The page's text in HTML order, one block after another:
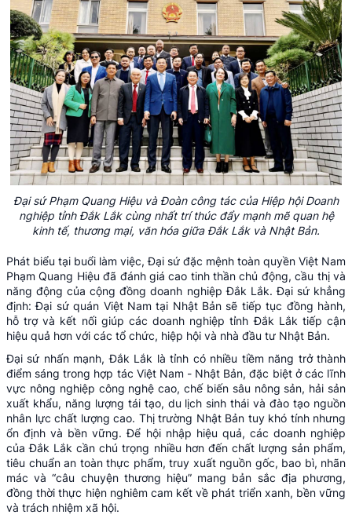
Đại sứ Phạm Quang Hiệu và Đoàn công tác của Hiệp hội Doanh
nghiệp tỉnh Đắk Lắk cùng nhất trí thúc đẩy mạnh mẽ quan hệ
kinh tế, thương mại, văn hóa giữa Đắk Lắk và Nhật Bản.
Phát biểu tại buổi làm việc, Đại sứ đặc mệnh toàn quyền Việt Nam
Phạm Quang Hiệu đã đánh giá cao tinh thần chủ động, cầu thị và
năng động của cộng đồng doanh nghiệp Đắk Lắk. Đại sứ khẳng
định: Đại sứ quán Việt Nam tại Nhật Bản sẽ tiếp tục đồng hành,
hỗ trợ và kết nối giúp các doanh nghiệp tỉnh Đắk Lắk tiếp cận
hiệu quả hơn với các tổ chức, hiệp hội và nhà đầu tư Nhật Bản.
Đại sứ nhấn mạnh, Đắk Lắk là tỉnh có nhiều tiềm năng trở thành
điểm sáng trong hợp tác Việt Nam - Nhật Bản, đặc biệt ở các lĩnh
vực nông nghiệp công nghệ cao, chế biến sâu nông sản, hải sản
xuất khẩu, năng lượng tái tạo, du lịch sinh thái và đào tạo nguồn
nhân lực chất lượng cao. Thị trường Nhật Bản tuy khó tính nhưng
ổn định và bền vững. Để hội nhập hiệu quả, các doanh nghiệp
của Đắk Lắk cần chú trọng nhiều hơn đến chất lượng sản phẩm,
tiêu chuẩn an toàn thực phẩm, truy xuất nguồn gốc, bao bì, nhãn
mác và “câu chuyện thương hiệu” mang bản sắc địa phương,
đồng thời thực hiện nghiêm cam kết về phát triển xanh, bền vững
và trách nhiệm xã hội.